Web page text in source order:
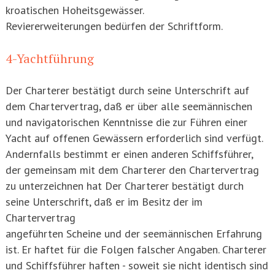
kroatischen Hoheitsgewässer.
Reviererweiterungen bedürfen der Schriftform.
4-Yachtführung
Der Charterer bestätigt durch seine Unterschrift auf
dem Chartervertrag, daß er über alle seemännischen
und navigatorischen Kenntnisse die zur Führen einer
Yacht auf offenen Gewässern erforderlich sind verfügt.
Andernfalls bestimmt er einen anderen Schiffsführer,
der gemeinsam mit dem Charterer den Chartervertrag
zu unterzeichnen hat Der Charterer bestätigt durch
seine Unterschrift, daß er im Besitz der im
Chartervertrag
angeführten Scheine und der seemännischen Erfahrung
ist. Er haftet für die Folgen falscher Angaben. Charterer
und Schiffsführer haften - soweit sie nicht identisch sind